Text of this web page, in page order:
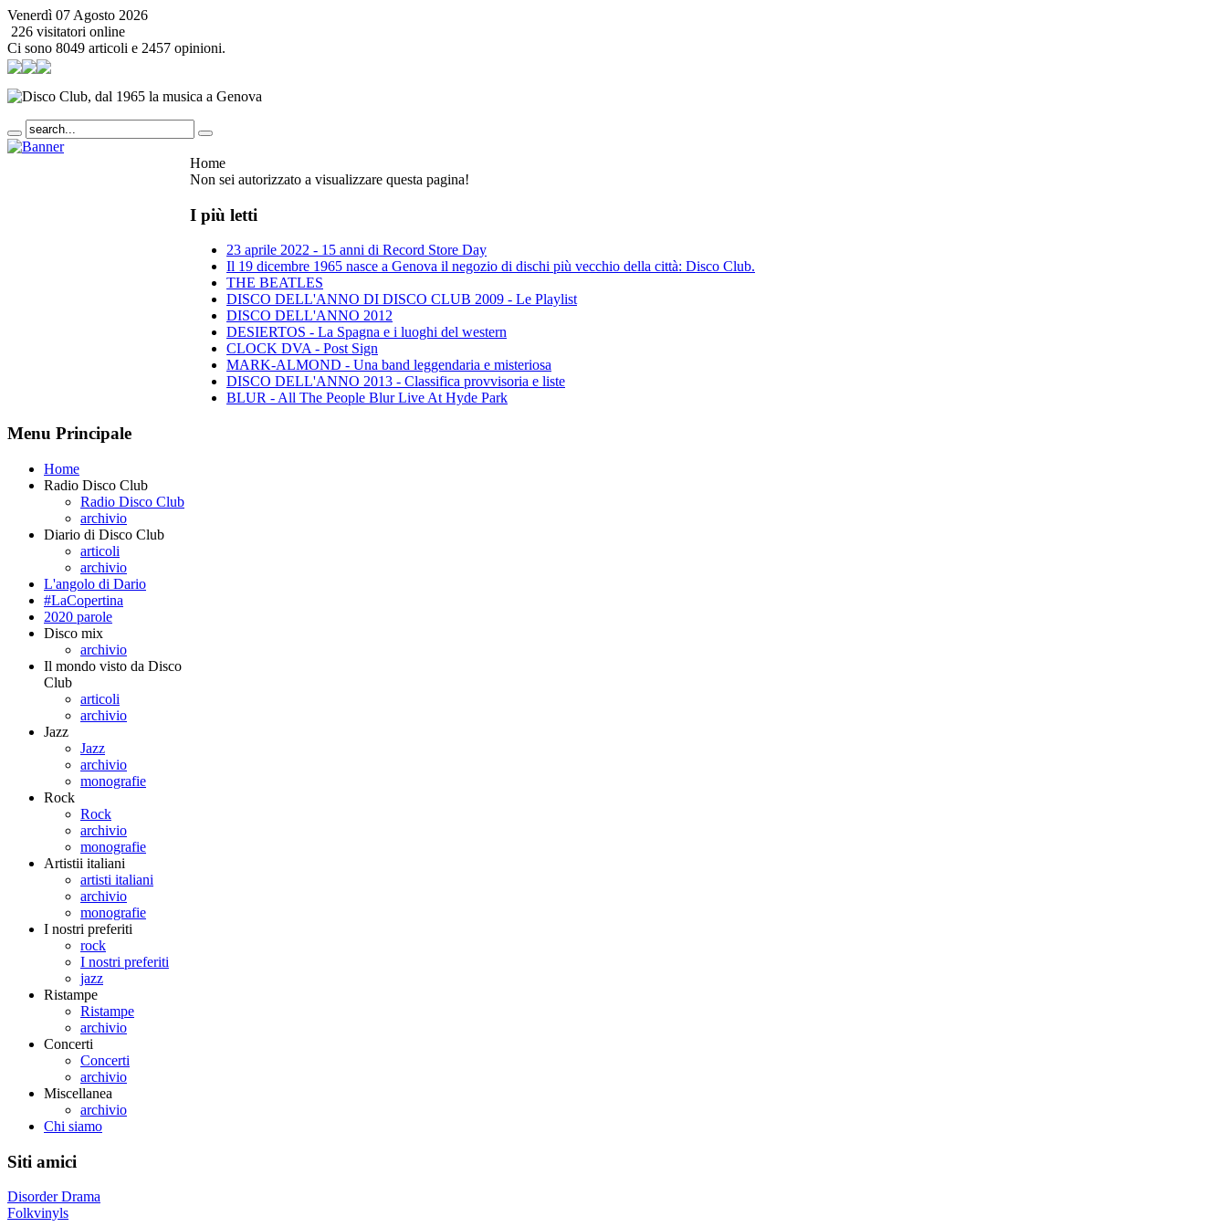
Venerdì 07 Agosto 2026
226 visitatori online
Ci sono 8049 articoli e 2457 opinioni.
Home
Non sei autorizzato a visualizzare questa pagina!
I più letti
23 aprile 2022 - 15 anni di Record Store Day
Il 19 dicembre 1965 nasce a Genova il negozio di dischi più vecchio della città: Disco Club.
THE BEATLES
DISCO DELL'ANNO DI DISCO CLUB 2009 - Le Playlist
DISCO DELL'ANNO 2012
DESIERTOS - La Spagna e i luoghi del western
CLOCK DVA - Post Sign
MARK-ALMOND - Una band leggendaria e misteriosa
DISCO DELL'ANNO 2013 - Classifica provvisoria e liste
BLUR - All The People Blur Live At Hyde Park
Menu Principale
Home
Radio Disco Club
Radio Disco Club
archivio
Diario di Disco Club
articoli
archivio
L'angolo di Dario
#LaCopertina
2020 parole
Disco mix
archivio
Il mondo visto da Disco
Club
articoli
archivio
Jazz
Jazz
archivio
monografie
Rock
Rock
archivio
monografie
Artistii italiani
artisti italiani
archivio
monografie
I nostri preferiti
rock
I nostri preferiti
jazz
Ristampe
Ristampe
archivio
Concerti
Concerti
archivio
Miscellanea
archivio
Chi siamo
Siti amici
Disorder Drama
Folkvinyls